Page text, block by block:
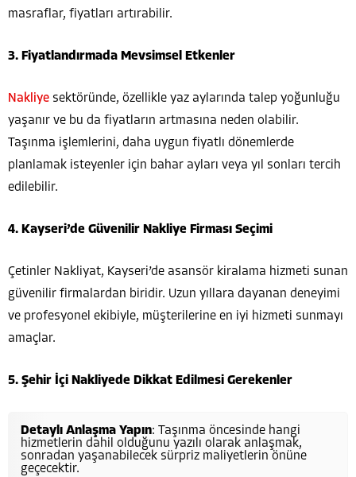
masraflar, fiyatları artırabilir.
3. Fiyatlandırmada Mevsimsel Etkenler
Nakliye sektöründe, özellikle yaz aylarında talep yoğunluğu
yaşanır ve bu da fiyatların artmasına neden olabilir.
Taşınma işlemlerini, daha uygun fiyatlı dönemlerde
planlamak isteyenler için bahar ayları veya yıl sonları tercih
edilebilir.
4. Kayseri’de Güvenilir Nakliye Firması Seçimi
Çetinler Nakliyat, Kayseri’de asansör kiralama hizmeti sunan
güvenilir firmalardan biridir. Uzun yıllara dayanan deneyimi
ve profesyonel ekibiyle, müşterilerine en iyi hizmeti sunmayı
amaçlar.
5. Şehir İçi Nakliyede Dikkat Edilmesi Gerekenler
Detaylı Anlaşma Yapın: Taşınma öncesinde hangi
hizmetlerin dahil olduğunu yazılı olarak anlaşmak,
sonradan yaşanabilecek sürpriz maliyetlerin önüne
geçecektir.